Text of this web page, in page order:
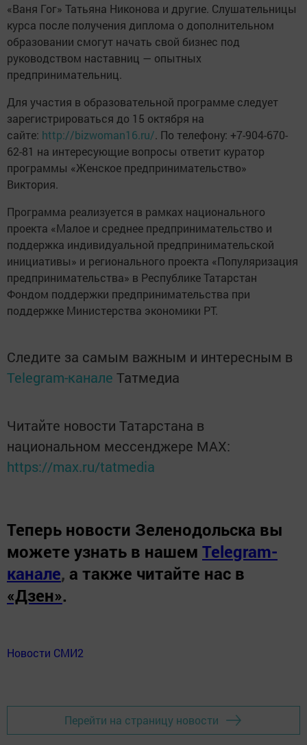
«Ваня Гог» Татьяна Никонова и другие. Слушательницы
курса после получения диплома о дополнительном
образовании смогут начать свой бизнес под
руководством наставниц — опытных
предпринимательниц.
Для участия в образовательной программе следует
зарегистрироваться до 15 октября на
сайте: http://bizwoman16.ru/. По телефону: +7-904-670-
62-81 на интересующие вопросы ответит куратор
программы «Женское предпринимательство»
Виктория.
Программа реализуется в рамках национального
проекта «Малое и среднее предпринимательство и
поддержка индивидуальной предпринимательской
инициативы» и регионального проекта «Популяризация
предпринимательства» в Республике Татарстан
Фондом поддержки предпринимательства при
поддержке Министерства экономики РТ.
Следите за самым важным и интересным в
Telegram-канале Татмедиа
Читайте новости Татарстана в
национальном мессенджере MАХ:
https://max.ru/tatmedia
Теперь новости Зеленодольска вы
можете узнать в нашем Telegram-
канале, а также читайте нас в
«Дзен».
Новости СМИ2
Перейти на страницу новости